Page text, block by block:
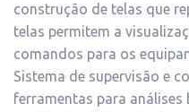
construção de telas que
telas permitem a
comandos para os
Sistema de supervisão e
ferramentas para